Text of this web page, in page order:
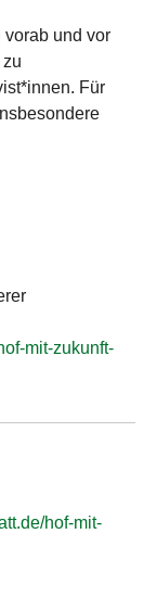
vorab und vor
Für
mit-zukunft-
hof-mit-